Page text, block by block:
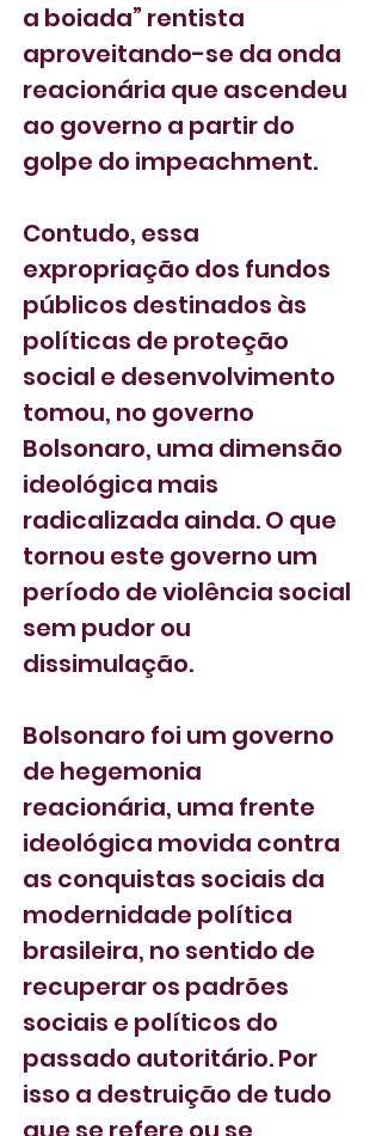
a boiada” rentista
aproveitando-se da onda
reacionária que ascendeu
ao governo a partir do
golpe do impeachment.
Contudo, essa
expropriação dos fundos
públicos destinados às
políticas de proteção
social e desenvolvimento
tomou, no governo
Bolsonaro, uma dimensão
ideológica mais
radicalizada ainda. O que
tornou este governo um
período de violência social
sem pudor ou
dissimulação.
Bolsonaro foi um governo
de hegemonia
reacionária, uma frente
ideológica movida contra
as conquistas sociais da
modernidade política
brasileira, no sentido de
recuperar os padrões
sociais e políticos do
passado autoritário. Por
isso a destruição de tudo